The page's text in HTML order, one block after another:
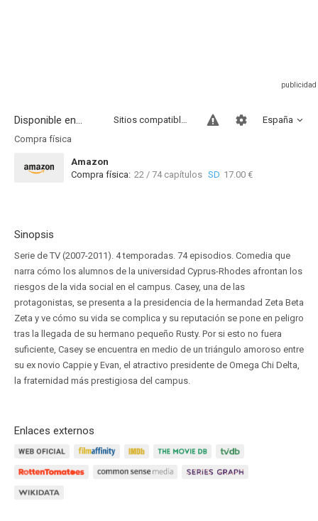
Disponible en... España
Sitios compatibles
Compra física
Amazon
Compra física: 22 / 74 capítulos SD 17.00 €
Sinopsis
Serie de TV (2007-2011). 4 temporadas. 74 episodios. Comedia que
narra cómo los alumnos de la universidad Cyprus-Rhodes afrontan los
riesgos de la vida social en el campus. Casey, una de las
protagonistas, se presenta a la presidencia de la hermandad Zeta Beta
Zeta y ve cómo su vida se complica y su reputación se pone en peligro
tras la llegada de su hermano pequeño Rusty. Por si esto no fuera
suficiente, Casey se encuentra en medio de un triángulo amoroso entre
su ex novio Cappie y Evan, el atractivo presidente de Omega Chi Delta,
la fraternidad más prestigiosa del campus.
Enlaces externos